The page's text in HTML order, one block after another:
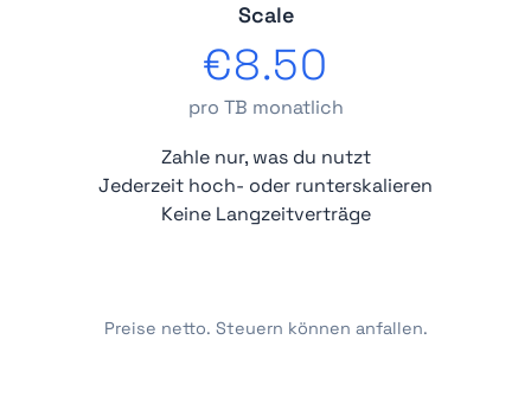
Scale
€8.50
pro TB monatlich
Zahle nur, was du nutzt
Jederzeit hoch- oder runterskalieren
Keine Langzeitverträge
Preise netto. Steuern können anfallen.